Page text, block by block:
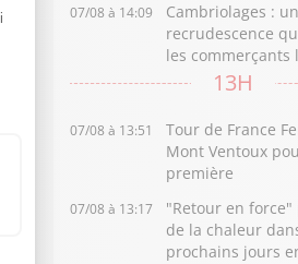
07/08 à 14:09
Cambriolages :
recrudescence
les commerçants
13H
07/08 à 13:51
Tour de France
Mont Ventoux
première
07/08 à 13:17
"Retour en
de la chaleur
prochains jours